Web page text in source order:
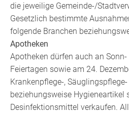
die jeweilige Gemeinde-/
Gesetzlich bestimmte
folgende Branchen
Apotheken
Apotheken dürfen auch an
Feiertagen sowie am 24.
Krankenpflege-,
beziehungsweise Hygieneartikel
Desinfektionsmittel verkaufen.